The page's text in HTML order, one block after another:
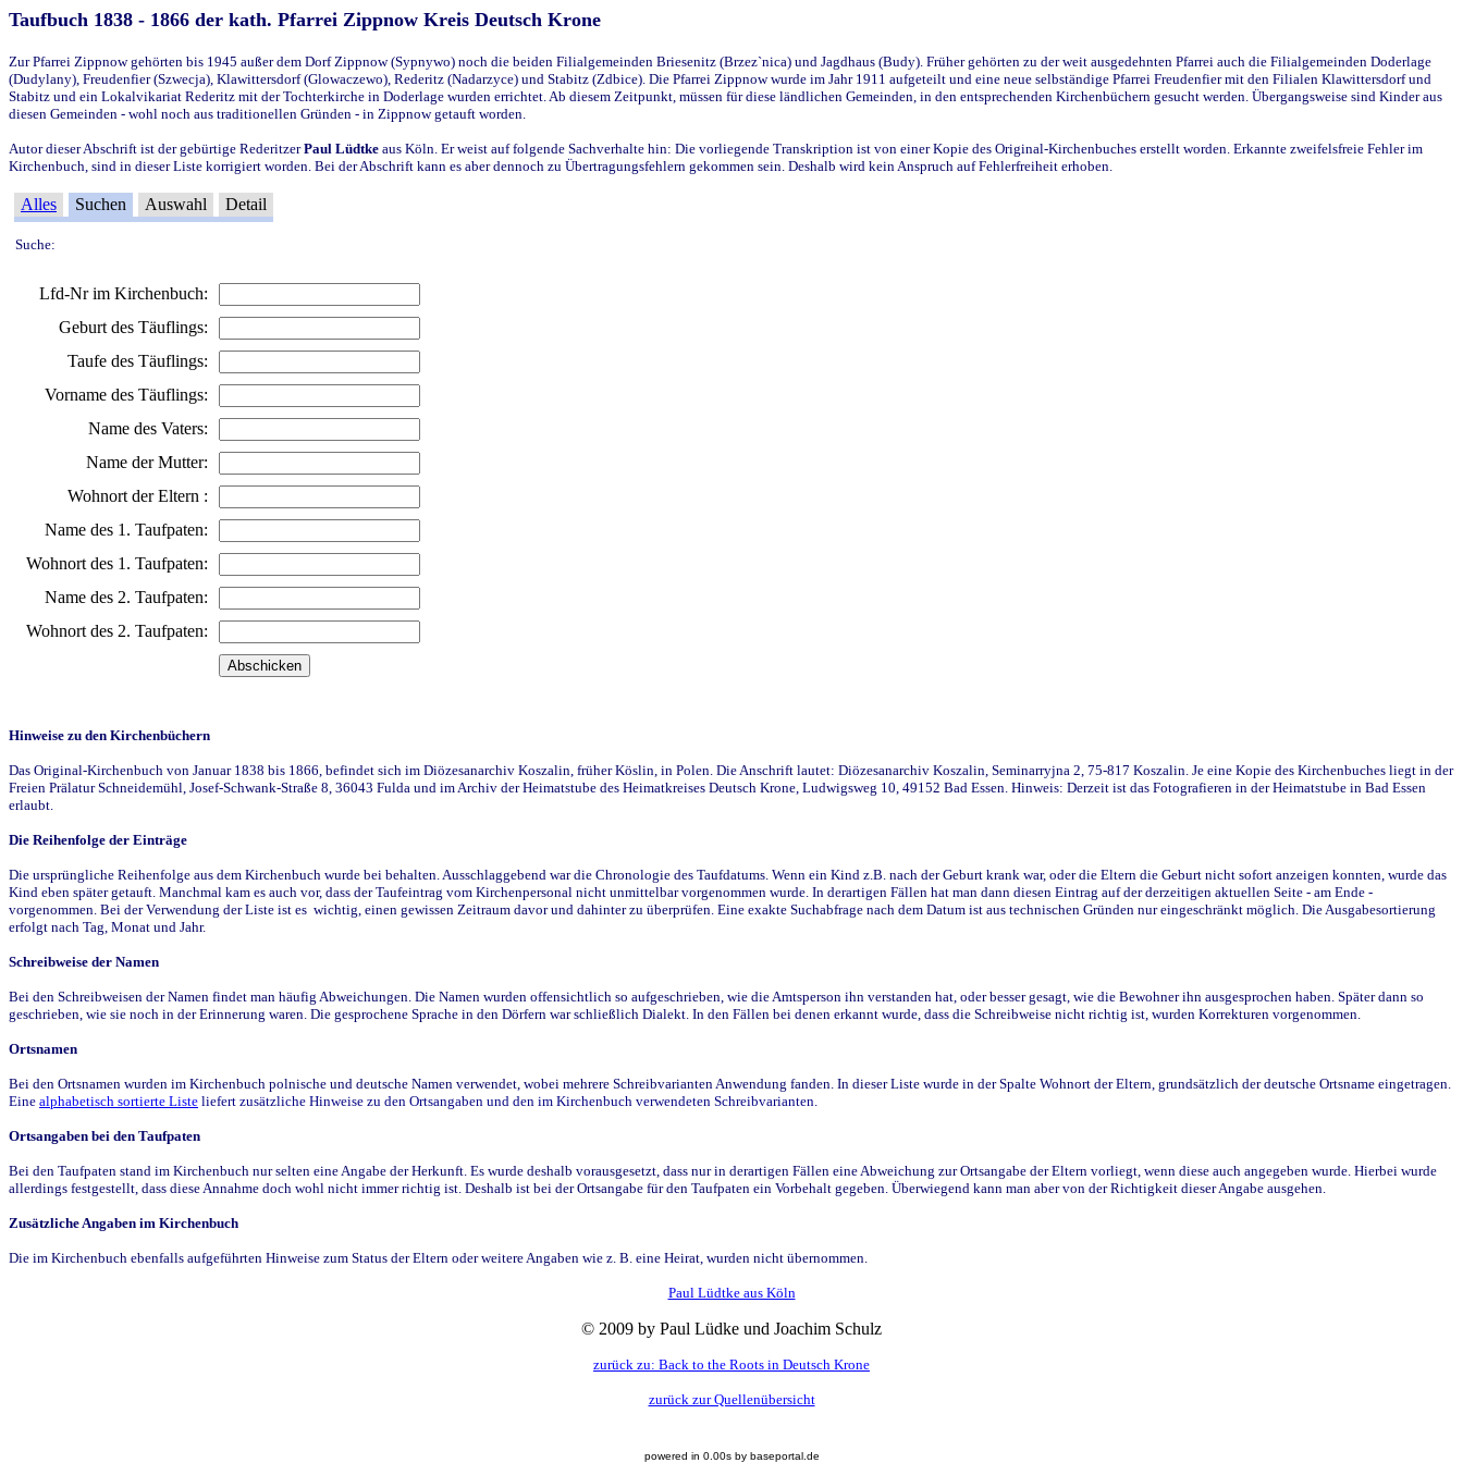
Taufbuch 1838 - 1866 der kath. Pfarrei Zippnow Kreis Deutsch Krone
Zur Pfarrei Zippnow gehörten bis 1945 außer dem Dorf Zippnow (Sypnywo) noch die beiden Filialgemeinden Briesenitz (Brzez`nica) und Jagdhaus (Budy). Früher gehörten zu der weit ausgedehnten Pfarrei auch die Filialgemeinden Doderlage
(Dudylany), Freudenfier (Szwecja), Klawittersdorf (Glowaczewo), Rederitz (Nadarzyce) und Stabitz (Zdbice). Die Pfarrei Zippnow wurde im Jahr 1911 aufgeteilt und eine neue selbständige Pfarrei Freudenfier mit den Filialen Klawittersdorf und
Stabitz und ein Lokalvikariat Rederitz mit der Tochterkirche in Doderlage wurden errichtet. Ab diesem Zeitpunkt, müssen für diese ländlichen Gemeinden, in den entsprechenden Kirchenbüchern gesucht werden. Übergangsweise sind Kinder aus
diesen Gemeinden - wohl noch aus traditionellen Gründen - in Zippnow getauft worden.
Autor dieser Abschrift ist der gebürtige RederitzerPaul Lüdtke aus Köln. Er weist auf folgende Sachverhalte hin: Die vorliegende Transkription ist von einer Kopie des Original-Kirchenbuches erstellt worden. Erkannte zweifelsfreie Fehler im
Kirchenbuch, sind in dieser Liste korrigiert worden. Bei der Abschrift kann es aber dennoch zu Übertragungsfehlern gekommen sein. Deshalb wird kein Anspruch auf Fehlerfreiheit erhoben.
Alles Suchen Auswahl Detail
Suche:
Lfd-Nr im Kirchenbuch:
Geburt des Täuflings:
Taufe des Täuflings:
Vorname des Täuflings:
Name des Vaters:
Name der Mutter:
Wohnort der Eltern :
Name des 1. Taufpaten:
Wohnort des 1. Taufpaten:
Name des 2. Taufpaten:
Wohnort des 2. Taufpaten:
Hinweise zu den Kirchenbüchern
Das Original-Kirchenbuch von Januar 1838 bis 1866, befindet sich im Diözesanarchiv Koszalin, früher Köslin, in Polen. Die Anschrift lautet: Diözesanarchiv Koszalin, Seminarryjna 2, 75-817 Koszalin. Je eine Kopie des Kirchenbuches liegt in der
Freien Prälatur Schneidemühl, Josef-Schwank-Straße 8, 36043 Fulda und im Archiv der Heimatstube des Heimatkreises Deutsch Krone, Ludwigsweg 10, 49152 Bad Essen. Hinweis: Derzeit ist das Fotografieren in der Heimatstube in Bad Essen
erlaubt.
Die Reihenfolge der Einträge
Die ursprüngliche Reihenfolge aus dem Kirchenbuch wurde bei behalten. Ausschlaggebend war die Chronologie des Taufdatums. Wenn ein Kind z.B. nach der Geburt krank war, oder die Eltern die Geburt nicht sofort anzeigen konnten, wurde das
Kind eben später getauft. Manchmal kam es auch vor, dass der Taufeintrag vom Kirchenpersonal nicht unmittelbar vorgenommen wurde. In derartigen Fällen hat man dann diesen Eintrag auf der derzeitigen aktuellen Seite - am Ende -
vorgenommen. Bei der Verwendung der Liste ist es wichtig, einen gewissen Zeitraum davor und dahinter zu überprüfen. Eine exakte Suchabfrage nach dem Datum ist aus technischen Gründen nur eingeschränkt möglich. Die Ausgabesortierung
erfolgt nach Tag, Monat und Jahr.
Schreibweise der Namen
Bei den Schreibweisen der Namen findet man häufig Abweichungen. Die Namen wurden offensichtlich so aufgeschrieben, wie die Amtsperson ihn verstanden hat, oder besser gesagt, wie die Bewohner ihn ausgesprochen haben. Später dann so
geschrieben, wie sie noch in der Erinnerung waren. Die gesprochene Sprache in den Dörfern war schließlich Dialekt. In den Fällen bei denen erkannt wurde, dass die Schreibweise nicht richtig ist, wurden Korrekturen vorgenommen.
Ortsnamen
Bei den Ortsnamen wurden im Kirchenbuch polnische und deutsche Namen verwendet, wobei mehrere Schreibvarianten Anwendung fanden. In dieser Liste wurde in der Spalte Wohnort der Eltern, grundsätzlich der deutsche Ortsname eingetragen.
Eine alphabetisch sortierte Liste liefert zusätzliche Hinweise zu den Ortsangaben und den im Kirchenbuch verwendeten Schreibvarianten.
Ortsangaben bei den Taufpaten
Bei den Taufpaten stand im Kirchenbuch nur selten eine Angabe der Herkunft. Es wurde deshalb vorausgesetzt, dass nur in derartigen Fällen eine Abweichung zur Ortsangabe der Eltern vorliegt, wenn diese auch angegeben wurde. Hierbei wurde
allerdings festgestellt, dass diese Annahme doch wohl nicht immer richtig ist. Deshalb ist bei der Ortsangabe für den Taufpaten ein Vorbehalt gegeben. Überwiegend kann man aber von der Richtigkeit dieser Angabe ausgehen.
Zusätzliche Angaben im Kirchenbuch
Die im Kirchenbuch ebenfalls aufgeführten Hinweise zum Status der Eltern oder weitere Angaben wie z. B. eine Heirat, wurden nicht übernommen.
Paul Lüdtke aus Köln
© 2009 by Paul Lüdke und Joachim Schulz
zurück zu: Back to the Roots in Deutsch Krone
zurück zur Quellenübersicht
powered in 0.00s by baseportal.de